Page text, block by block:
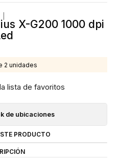
X-G200 1000 dpi
2 unidades
lista de favoritos
de ubicaciones
PRODUCTO